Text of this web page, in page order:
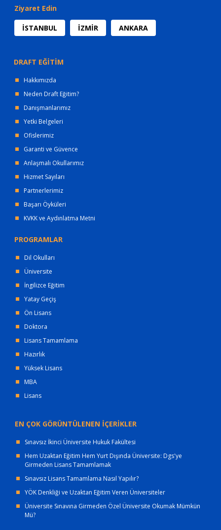
Ziyaret Edin
İSTANBUL İZMİR ANKARA
DRAFT EĞİTİM
Hakkımızda
Neden Draft Eğitim?
Danışmanlarımız
Yetki Belgeleri
Ofislerimiz
Garanti ve Güvence
Anlaşmalı Okullarımız
Hizmet Sayıları
Partnerlerimiz
Başarı Öyküleri
KVKK ve Aydınlatma Metni
PROGRAMLAR
Dil Okulları
Üniversite
İngilizce Eğitim
Yatay Geçiş
Ön Lisans
Doktora
Lisans Tamamlama
Hazırlık
Yüksek Lisans
MBA
Lisans
EN ÇOK GÖRÜNTÜLENEN İÇERİKLER
Sınavsız İkinci Üniversite Hukuk Fakültesi
Hem Uzaktan Eğitim Hem Yurt Dışında Üniversite: Dgs'ye
Girmeden Lisans Tamamlamak
Sınavsız Lisans Tamamlama Nasıl Yapılır?
YÖK Denkliği ve Uzaktan Eğitim Veren Üniversiteler
Üniversite Sınavına Girmeden Özel Üniversite Okumak Mümkün
Mü?